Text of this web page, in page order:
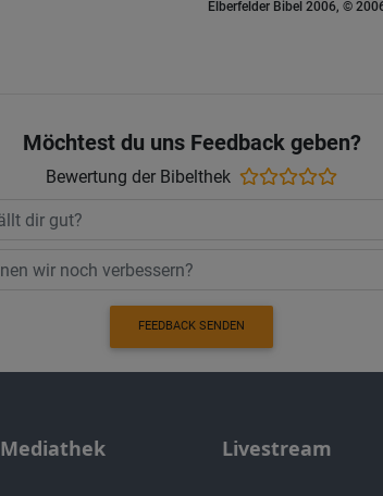
Elberfelder Bibel 2006, ©
Möchtest du uns Feedback geben?
Bewertung der Bibelthek
FEEDBACK SENDEN
Mediathek Livestream